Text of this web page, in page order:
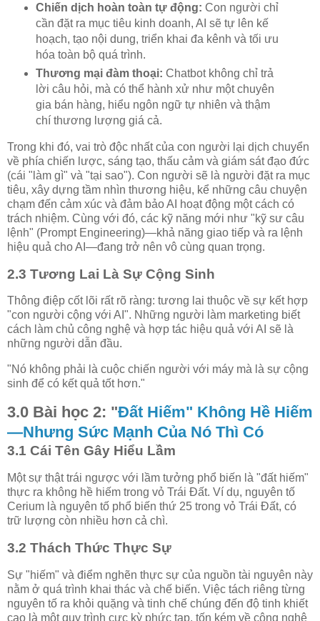
Chiến dịch hoàn toàn tự động: Con người chỉ
cần đặt ra mục tiêu kinh doanh, AI sẽ tự lên kế
hoạch, tạo nội dung, triển khai đa kênh và tối ưu
hóa toàn bộ quá trình.
Thương mại đàm thoại: Chatbot không chỉ trả
lời câu hỏi, mà có thể hành xử như một chuyên
gia bán hàng, hiểu ngôn ngữ tự nhiên và thậm
chí thương lượng giá cả.
Trong khi đó, vai trò độc nhất của con người lại dịch chuyển
về phía chiến lược, sáng tạo, thấu cảm và giám sát đạo đức
(cái "làm gì" và "tại sao"). Con người sẽ là người đặt ra mục
tiêu, xây dựng tầm nhìn thương hiệu, kể những câu chuyện
chạm đến cảm xúc và đảm bảo AI hoạt động một cách có
trách nhiệm. Cùng với đó, các kỹ năng mới như "kỹ sư câu
lệnh" (Prompt Engineering)—khả năng giao tiếp và ra lệnh
hiệu quả cho AI—đang trở nên vô cùng quan trọng.
2.3 Tương Lai Là Sự Cộng Sinh
Thông điệp cốt lõi rất rõ ràng: tương lai thuộc về sự kết hợp
"con người cộng với AI". Những người làm marketing biết
cách làm chủ công nghệ và hợp tác hiệu quả với AI sẽ là
những người dẫn đầu.
"Nó không phải là cuộc chiến người với máy mà là sự cộng
sinh để có kết quả tốt hơn."
3.0 Bài học 2: "Đất Hiếm" Không Hề Hiếm
—Nhưng Sức Mạnh Của Nó Thì Có
3.1 Cái Tên Gây Hiểu Lầm
Một sự thật trái ngược với lầm tưởng phổ biến là "đất hiếm"
thực ra không hề hiếm trong vỏ Trái Đất. Ví dụ, nguyên tố
Cerium là nguyên tố phổ biến thứ 25 trong vỏ Trái Đất, có
trữ lượng còn nhiều hơn cả chì.
3.2 Thách Thức Thực Sự
Sự "hiếm" và điểm nghẽn thực sự của nguồn tài nguyên này
nằm ở quá trình khai thác và chế biến. Việc tách riêng từng
nguyên tố ra khỏi quặng và tinh chế chúng đến độ tinh khiết
cao là một quy trình cực kỳ phức tạp, tốn kém về công nghệ